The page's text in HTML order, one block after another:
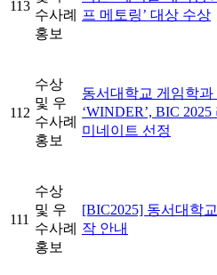
113
수사례
홍보
프 메토링’ 대상 수상
112
수상
및 우
수사례
홍보
동서대학교 게임학과
‘WINDER’, BIC
미네이트 선정
111
수상
및 우
수사례
홍보
[BIC2025] 동서대학
작 안내